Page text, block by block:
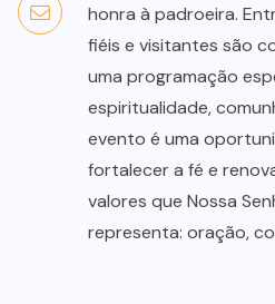
honra à padroeira.
fiéis e visitantes são
uma programação
espiritualidade,
evento é uma
fortalecer a fé e
valores que Nossa
representa: oração,